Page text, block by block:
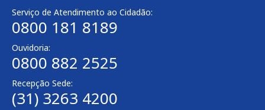
Serviço de Atendimento ao Cidadão:
0800 181 8189
Ouvidoria:
0800 882 2525
Recepção Sede:
(31) 3263 4200